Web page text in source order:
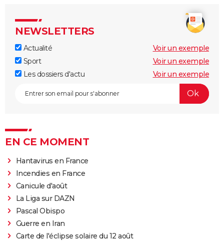
NEWSLETTERS
Actualité
Voir un exemple
Sport
Voir un exemple
Les dossiers d'actu
Voir un exemple
EN CE MOMENT
Hantavirus en France
Incendies en France
Canicule d'août
La Liga sur DAZN
Pascal Obispo
Guerre en Iran
Carte de l'éclipse solaire du 12 août